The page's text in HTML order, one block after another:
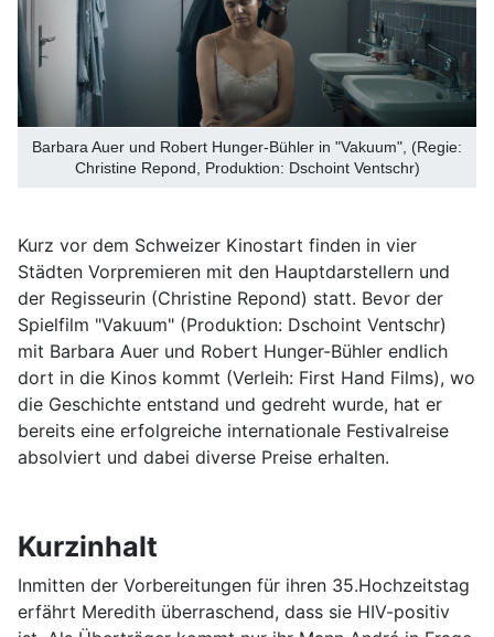
Barbara Auer und Robert Hunger-Bühler in "Vakuum", (Regie:
Christine Repond, Produktion: Dschoint Ventschr)
Kurz vor dem Schweizer Kinostart finden in vier
Städten Vorpremieren mit den Hauptdarstellern und
der Regisseurin (Christine Repond) statt. Bevor der
Spielfilm "Vakuum" (Produktion: Dschoint Ventschr)
mit Barbara Auer und Robert Hunger-Bühler endlich
dort in die Kinos kommt (Verleih: First Hand Films), wo
die Geschichte entstand und gedreht wurde, hat er
bereits eine erfolgreiche internationale Festivalreise
absolviert und dabei diverse Preise erhalten.
Kurzinhalt
Inmitten der Vorbereitungen für ihren 35.Hochzeitstag
erfährt Meredith überraschend, dass sie HIV-positiv